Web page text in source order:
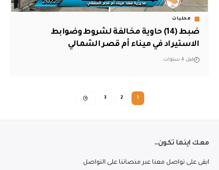
محليات
ضبط (14) حاوية مخالفة لشروط وضوابط
الاستيراد في ميناء أم قصر الشمالي
قبل 4 سنوات
1
2
3
معك اينما تكون..
ابقى على تواصل معنا عبر منصاتنا على التواصل